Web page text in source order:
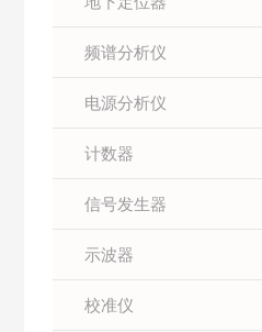
频谱分析仪
电源分析仪
计数器
信号发生器
示波器
校准仪